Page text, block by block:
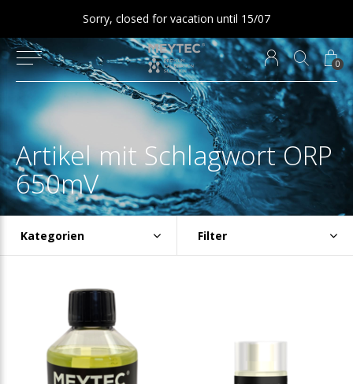
0
Sorry, closed for vacation until 15/07
Artikel mit Schlagwort ORP
650mV
Kategorien Filter